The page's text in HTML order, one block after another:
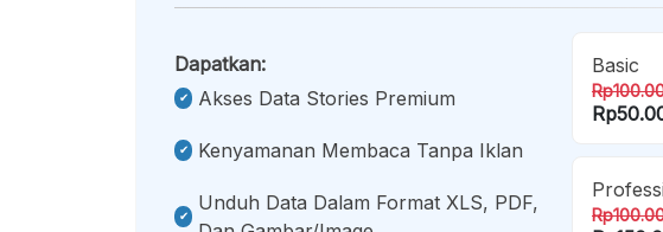
Dapatkan:
Akses Data Stories Premium
Kenyamanan Membaca Tanpa Iklan
Unduh Data Dalam Format XLS, PDF,
Basic